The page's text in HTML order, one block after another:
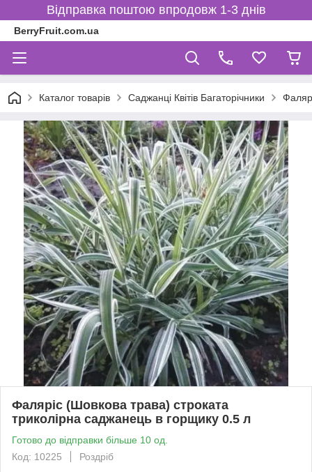
Відправка поштою впродовж 1-3 днів
BerryFruit.com.ua
Каталог товарів Саджанці Квітів Багаторічники
Фаляріс (Шовкова трава) строката
триколірна саджанець в горщику 0.5 л
Готово до відправки більше 10 од.
Код: 10225
Роздріб